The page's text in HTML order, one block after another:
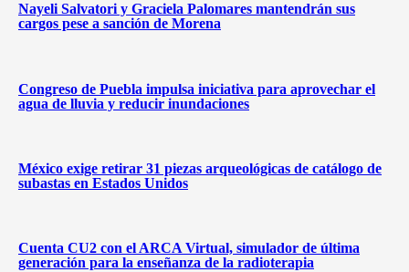
Nayeli Salvatori y Graciela Palomares mantendrán sus
cargos pese a sanción de Morena
Congreso de Puebla impulsa iniciativa para aprovechar el
agua de lluvia y reducir inundaciones
México exige retirar 31 piezas arqueológicas de catálogo de
subastas en Estados Unidos
Cuenta CU2 con el ARCA Virtual, simulador de última
generación para la enseñanza de la radioterapia